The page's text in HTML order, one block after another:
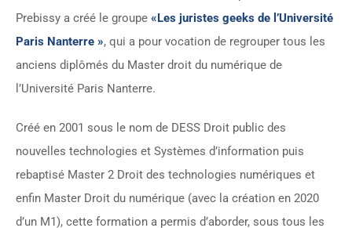
Prebissy a créé le groupe «Les juristes geeks de l’Université
Paris Nanterre », qui a pour vocation de regrouper tous les
anciens diplômés du Master droit du numérique de
l’Université Paris Nanterre.
Créé en 2001 sous le nom de DESS Droit public des
nouvelles technologies et Systèmes d’information puis
rebaptisé Master 2 Droit des technologies numériques et
enfin Master Droit du numérique (avec la création en 2020
d’un M1), cette formation a permis d’aborder, sous tous les